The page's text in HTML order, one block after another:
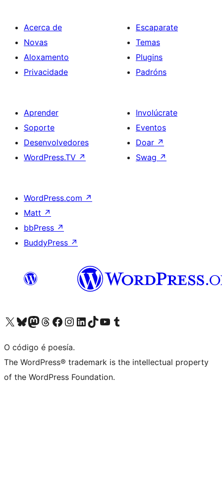
Acerca de
Novas
Aloxamento
Privacidade
Escaparate
Temas
Plugins
Padróns
Aprender
Soporte
Desenvolvedores
WordPress.TV ↗
Involúcrate
Eventos
Doar ↗
Swag ↗
WordPress.com ↗
Matt ↗
bbPress ↗
BuddyPress ↗
Visita la cuenta de X (anteriormente Twitter)
Visita a nosa conta de Bluesky
Visita a nosa conta de Mastodon
Visita a nosa conta de Threads
Visita a nosa páxina de Facebook
Visita a nosa conta de Instagram
Visita a nosa conta de LinkedIn
Visita a nosa conta de TikTok
Visita a nosa canle de YouTube
Visita a nosa conta de Tumblr
O código é poesía.
The WordPress® trademark is the intellectual property
of the WordPress Foundation.